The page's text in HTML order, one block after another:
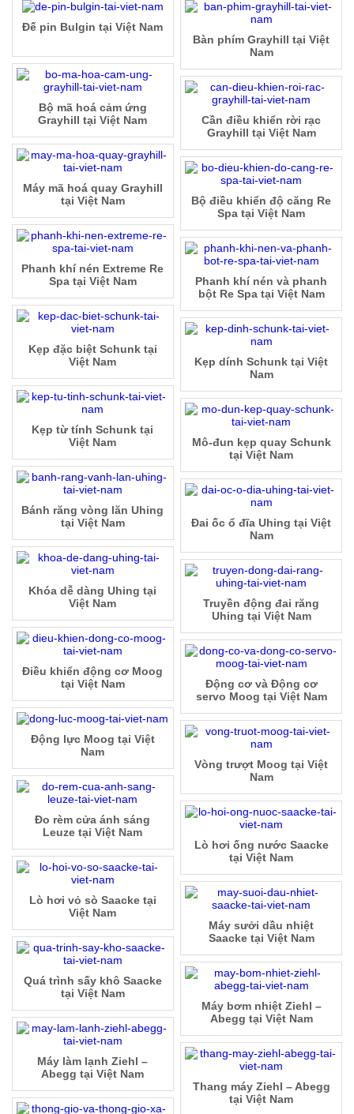
Đế pin Bulgin tại Việt Nam
Bàn phím Grayhill tại Việt
Nam
Bộ mã hoá cảm ứng
Grayhill tại Việt Nam
Cần điều khiển rời rạc
Grayhill tại Việt Nam
Máy mã hoá quay Grayhill
tại Việt Nam
Bộ điều khiển độ căng Re
Spa tại Việt Nam
Phanh khí nén Extreme Re
Spa tại Việt Nam
Phanh khí nén và phanh
bột Re Spa tại Việt Nam
Kẹp đặc biệt Schunk tại
Việt Nam
Kẹp dính Schunk tại Việt
Nam
Kẹp từ tính Schunk tại
Việt Nam
Mô-đun kẹp quay Schunk
tại Việt Nam
Bánh răng vòng lăn Uhing
tại Việt Nam
Đai ốc ổ đĩa Uhing tại Việt
Nam
Khóa dễ dàng Uhing tại
Việt Nam
Truyền động đai răng
Uhing tại Việt Nam
Điều khiển động cơ Moog
tại Việt Nam
Động cơ và Động cơ
servo Moog tại Việt Nam
Động lực Moog tại Việt
Nam
Vòng trượt Moog tại Việt
Nam
Đo rèm cửa ánh sáng
Leuze tại Việt Nam
Lò hơi ống nước Saacke
tại Việt Nam
Lò hơi vỏ sò Saacke tại
Việt Nam
Máy sưởi dầu nhiệt
Saacke tại Việt Nam
Quá trình sấy khô Saacke
tại Việt Nam
Máy bơm nhiệt Ziehl –
Abegg tại Việt Nam
Máy làm lạnh Ziehl –
Abegg tại Việt Nam
Thang máy Ziehl – Abegg
tại Việt Nam